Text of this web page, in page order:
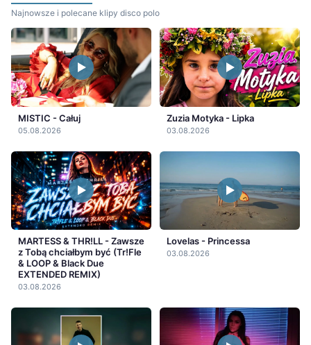
Najnowsze i polecane klipy disco polo
MISTIC - Całuj
05.08.2026
Zuzia Motyka - Lipka
03.08.2026
MARTESS & THR!LL - Zawsze
z Tobą chciałbym być (Tr!Fle
& LOOP & Black Due
EXTENDED REMIX)
03.08.2026
Lovelas - Princessa
03.08.2026